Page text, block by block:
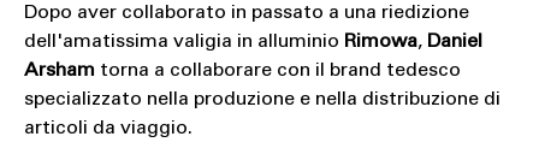
Dopo aver collaborato in passato a una riedizione
dell'amatissima valigia in alluminio Rimowa, Daniel
Arsham torna a collaborare con il brand tedesco
specializzato nella produzione e nella distribuzione di
articoli da viaggio.